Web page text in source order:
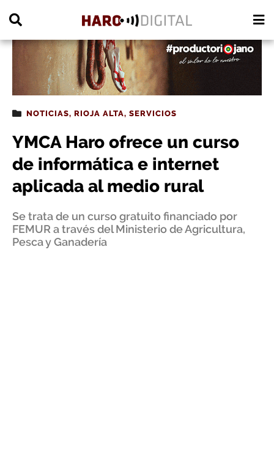
NOTICIAS, RIOJA ALTA, SERVICIOS
YMCA Haro ofrece un curso
de informática e internet
aplicada al medio rural
Se trata de un curso gratuito financiado por
FEMUR a través del Ministerio de Agricultura,
Pesca y Ganadería